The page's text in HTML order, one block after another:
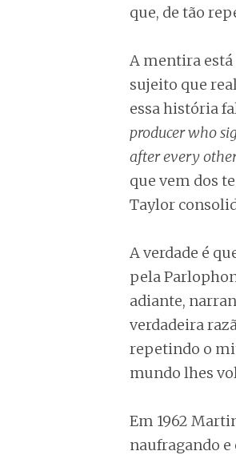
que, de tão
A mentira
sujeito que
essa história
producer who
after every
que vem dos
Taylor
A verdade é
pela
adiante,
verdadeira
repetindo o
mundo lhes
Em 1962
naufragando e